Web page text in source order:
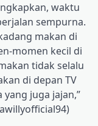
waktu
sempurna.
makan di
momen kecil di
tidak selalu
di depan TV
juga jajan,”